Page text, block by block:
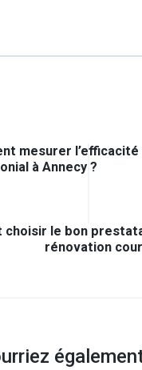
mesurer l’efficacité
à Annecy ?
choisir le bon
rénovation